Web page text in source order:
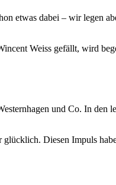
etwas dabei – wir legen
Weiss gefällt, wird
und Co. In den
Die­sen Impuls